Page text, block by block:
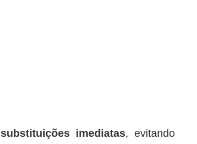
substituições imediatas, evitando